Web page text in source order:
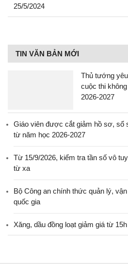
25/5/2024
TIN VĂN BẢN MỚI
Thủ tướng
cuộc thi
2026-2027
Giáo viên được cắt giảm hồ sơ, sổ
từ năm học 2026-2027
Từ 15/9/2026, kiểm tra tần số vô
từ xa
Bộ Công an chính thức quản lý,
quốc gia
Xăng, dầu đồng loạt giảm giá từ